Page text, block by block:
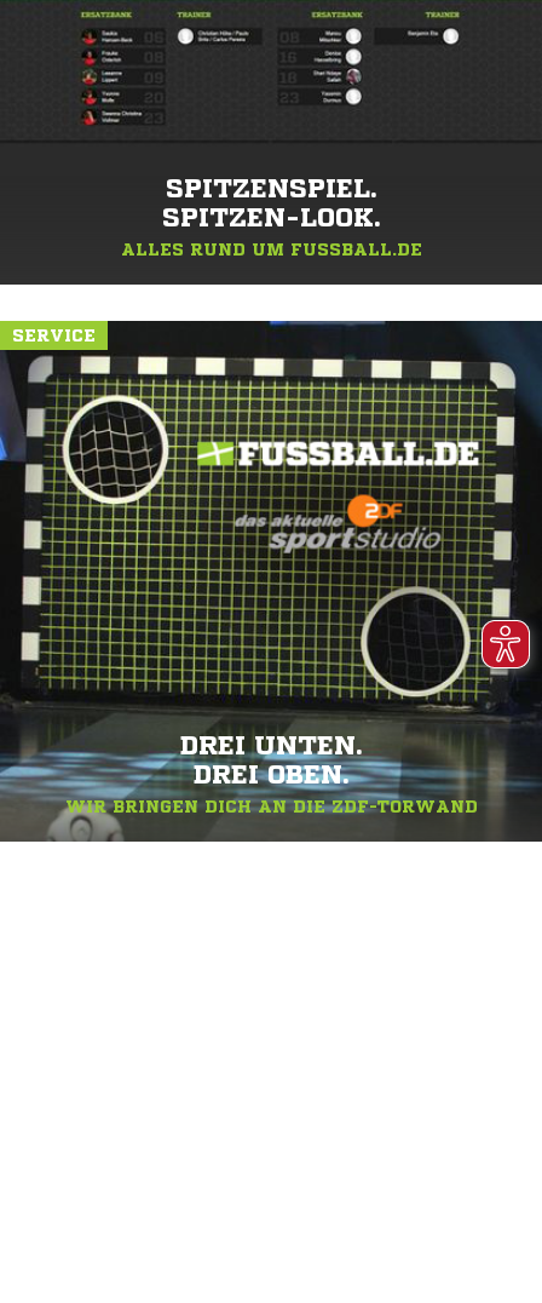
SPITZENSPIEL.
SPITZEN-LOOK.
ALLES RUND UM FUSSBALL.DE
SERVICE
DREI UNTEN.
DREI OBEN.
WIR BRINGEN DICH AN DIE ZDF-TORWAND